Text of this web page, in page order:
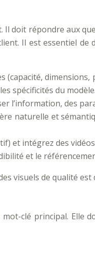
répondre aux
Il est essentiel
(capacité,
spécificités du modèle.
l’information, des
naturelle et
et intégrez des
et le
visuels de qualité
clé principal.